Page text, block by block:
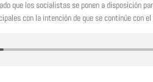
que los socialistas se ponen a disposición
con la intención de que se continúe con